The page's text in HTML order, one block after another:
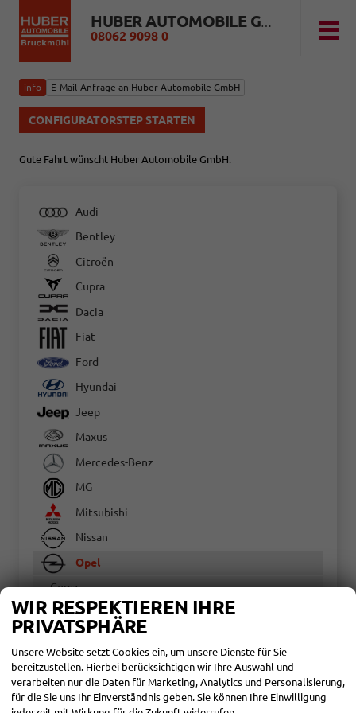
HUBER AUTOMOBILE GMBH
08062 9098 0
info E-Mail-Anfrage an Huber Automobile GmbH
CONFIGURATORSTEP STARTEN
Gute Fahrt wünscht Huber Automobile GmbH.
Audi
Bentley
Citroën
Cupra
Dacia
Fiat
Ford
Hyundai
Jeep
Maxus
Mercedes-Benz
MG
Mitsubishi
Nissan
Opel
Corsa
Frontera
Mokka
Vivaro
Peugeot
Renault
WIR RESPEKTIEREN IHRE
PRIVATSPHÄRE
Unsere Website setzt Cookies ein, um unsere Dienste für Sie
bereitzustellen. Hierbei berücksichtigen wir Ihre Auswahl und
verarbeiten nur die Daten für Marketing, Analytics und Personalisierung,
für die Sie uns Ihr Einverständnis geben. Sie können Ihre Einwilligung